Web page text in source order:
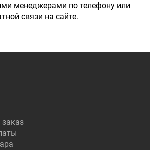
менеджерами по телефону или
связи на сайте.
заказ